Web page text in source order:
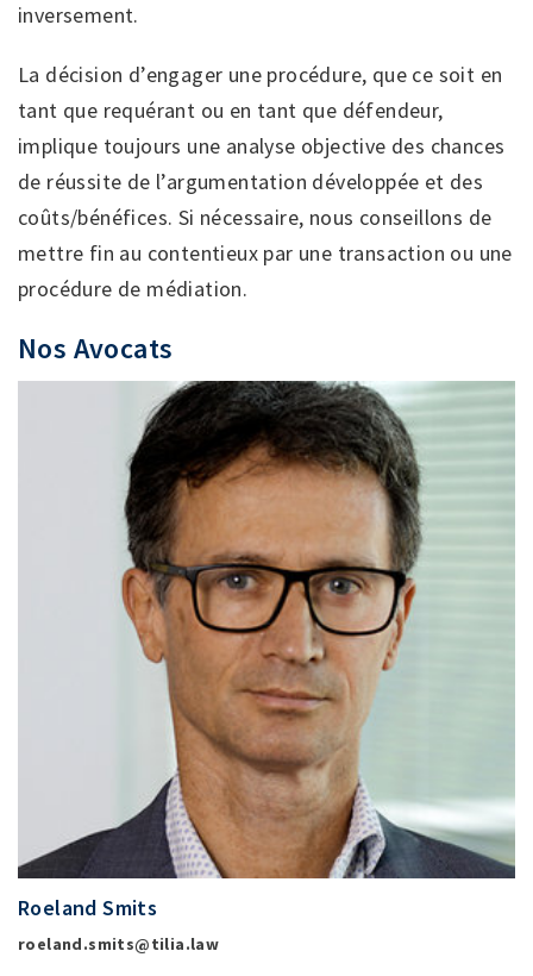
inversement.
La décision d’engager une procédure, que ce soit en
tant que requérant ou en tant que défendeur,
implique toujours une analyse objective des chances
de réussite de l’argumentation développée et des
coûts/bénéfices. Si nécessaire, nous conseillons de
mettre fin au contentieux par une transaction ou une
procédure de médiation.
Nos Avocats
Roeland Smits
roeland.smits@tilia.law